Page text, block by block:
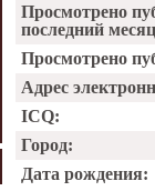
Просмотрено
последний
Просмотрено
Адрес
ICQ:
Город:
Дата рождения: